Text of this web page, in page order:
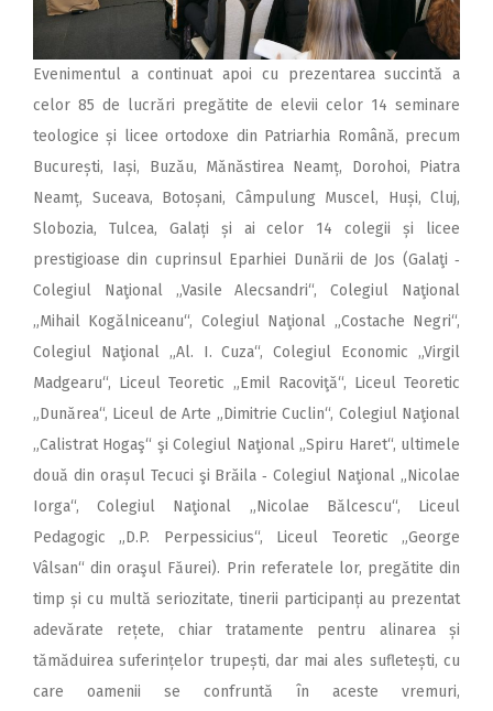
Evenimentul a continuat apoi cu prezentarea succintă a
celor 85 de lucrări pregătite de elevii celor 14 seminare
teologice și licee ortodoxe din Patriarhia Română, precum
București, Iași, Buzău, Mănăstirea Neamț, Dorohoi, Piatra
Neamț, Suceava, Botoșani, Câmpulung Muscel, Huși, Cluj,
Slobozia, Tulcea, Galați și ai celor 14 colegii și licee
prestigioase din cuprinsul Eparhiei Dunării de Jos (Galaţi ‑
Colegiul Naţional „Vasile Alecsandri“, Colegiul Naţional
„Mihail Kogălniceanu“, Colegiul Naţional „Costache Negri“,
Colegiul Naţional „Al. I. Cuza“, Colegiul Economic „Virgil
Madgearu“, Liceul Teoretic „Emil Racoviţă“, Liceul Teoretic
„Dunărea“, Liceul de Arte „Dimitrie Cuclin“, Colegiul Naţional
„Calistrat Hogaş“ şi Colegiul Naţional „Spiru Haret“, ultimele
două din orașul Tecuci şi Brăila ‑ Colegiul Naţional „Nicolae
Iorga“, Colegiul Naţional „Nicolae Bălcescu“, Liceul
Pedagogic „D.P. Perpessicius“, Liceul Teoretic „George
Vâlsan“ din oraşul Făurei). Prin referatele lor, pregătite din
timp și cu multă seriozitate, tinerii participanți au prezentat
adevărate rețete, chiar tratamente pentru alinarea și
tămăduirea suferințelor trupești, dar mai ales sufletești, cu
care oamenii se confruntă în aceste vremuri,